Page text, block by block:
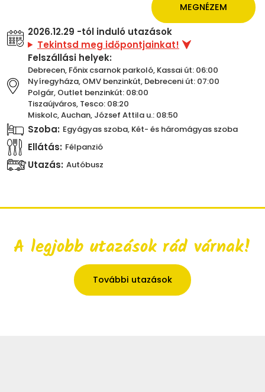
MEGNÉZEM
2026.12.29 -tól induló utazások
Tekintsd meg időpontjainkat!
Felszállási helyek:
Debrecen, Főnix csarnok parkoló, Kassai út: 06:00
Nyíregyháza, OMV benzinkút, Debreceni út: 07:00
Polgár, Outlet benzinkút: 08:00
Tiszaújváros, Tesco: 08:20
Miskolc, Auchan, József Attila u.: 08:50
Szoba: Egyágyas szoba, Két- és háromágyas szoba
Ellátás: Félpanzió
Utazás: Autóbusz
A legjobb utazások rád várnak!
További utazások